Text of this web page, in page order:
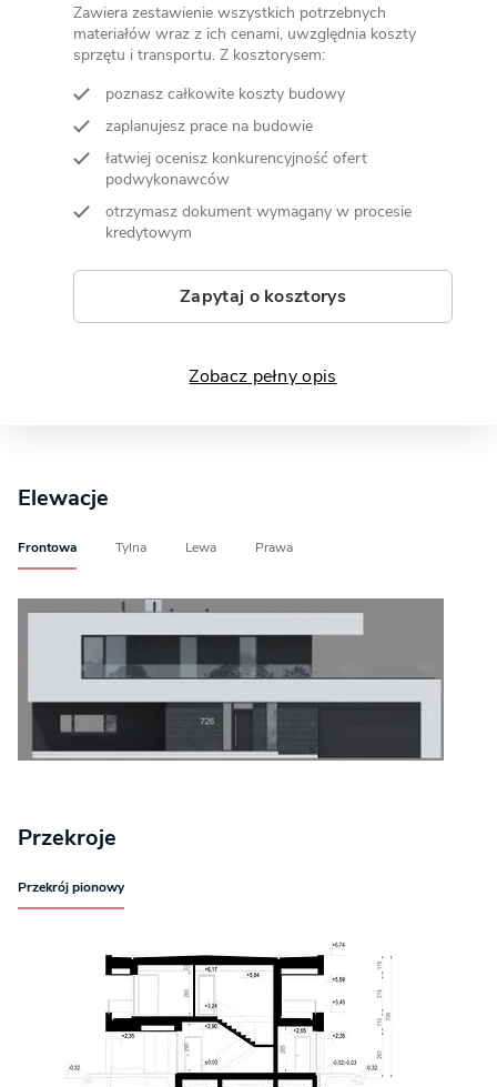
Zawiera zestawienie wszystkich potrzebnych
materiałów wraz z ich cenami, uwzględnia koszty
sprzętu i transportu. Z kosztorysem:
poznasz całkowite koszty budowy
zaplanujesz prace na budowie
łatwiej ocenisz konkurencyjność ofert
podwykonawców
otrzymasz dokument wymagany w procesie
kredytowym
Zapytaj o kosztorys
Zobacz pełny opis
Elewacje
Frontowa Tylna Lewa Prawa
Przekroje
Przekrój pionowy